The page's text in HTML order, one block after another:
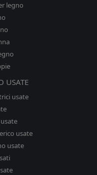
legno
USATE
usate
usate
usate